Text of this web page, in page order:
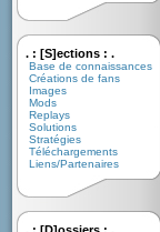
. : [S]ections : .
Base de connaissances
Créations de fans
Images
Mods
Replays
Solutions
Stratégies
Téléchargements
Liens/Partenaires